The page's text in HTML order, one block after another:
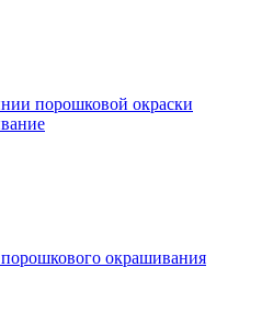
порошковой окраски
окрашивания